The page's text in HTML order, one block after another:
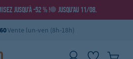
JUSQU’À -52 % ! JUSQU’AU 11/08.
Vente lun-ven (8h-18h)